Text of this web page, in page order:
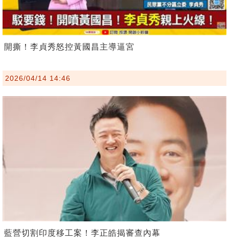
開撕！李貞秀怒控黃國昌主導逼宮
2026/04/14 14:46
藍營切割印度移工案！李正皓揭審查內幕